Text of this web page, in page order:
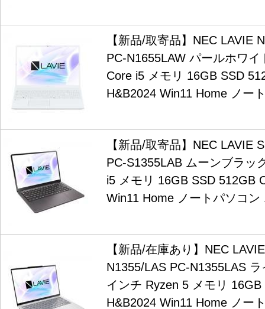
【新品/取寄品】NEC LAVIE
PC-N1655LAW パールホワイ
Core i5 メモリ 16GB SSD
H&B2024 Win11 Home ノー
【新品/取寄品】NEC LAVIE
PC-S1355LAB ムーンブラッ
i5 メモリ 16GB SSD 512GB
Win11 Home ノートパソコン
【新品/在庫あり】NEC
N1355/LAS PC-N1355LAS
インチ Ryzen 5 メモリ
H&B2024 Win11 Home ノー